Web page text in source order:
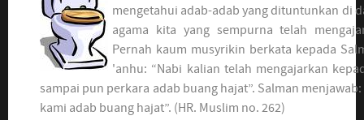
mengetahui adab-adab yang dituntunkan di
agama kita yang sempurna telah
Pernah kaum musyrikin berkata kepada
'anhu: “Nabi kalian telah mengajarkan
sampai pun perkara adab buang hajat”. Salman
kami adab buang hajat”. (HR. Muslim no. 262)